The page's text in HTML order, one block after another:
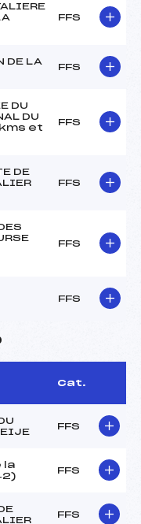
FFS
DE LA
FFS
DU
DU
kms et
FFS
DE
FFS
FFS
FFS
Cat.
FFS
la
FFS
FFS